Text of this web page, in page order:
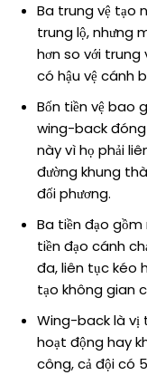
Ba trung vệ tạo
trung lộ, nhưng
hơn so với trung
có hậu vệ cánh
Bốn tiền vệ bao
wing-back
này vì họ phải
đường khung
đối phương.
Ba tiền đạo
tiền đạo cánh
đa, liên tục kéo
tạo không gian
Wing-back là vị
hoạt động hay
công, cả đội có